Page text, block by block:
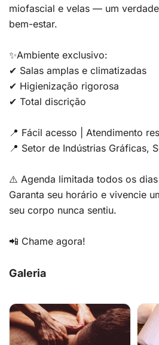
miofascial e velas — um
bem-estar.
✨Ambiente exclusivo:
✔ Salas amplas e climatizadas
✔ Higienização rigorosa
✔ Total discrição
📍 Fácil acesso | Atendimento
📍 Setor de Indústrias Gráficas,
⚠️ Agenda limitada todos os dias
Garanta seu horário e vivencie
seu corpo nunca sentiu.
📲 Chame agora!
Galeria